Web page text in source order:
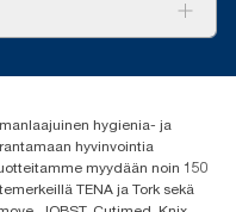
hygienia- ja
hyvinvointia
myydään noin 150
TENA ja Tork sekä